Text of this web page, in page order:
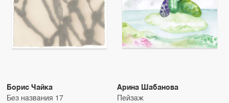
Борис Чайка
Без названия 17
Арина Шабанова
Пейзаж